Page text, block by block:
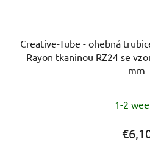
Creative-Tube - ohebná
Rayon tkaninou RZ24 se
mm
1-2